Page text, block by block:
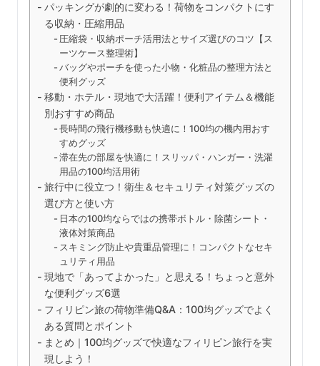
パッキングが劇的に変わる！荷物をコンパクトにす
る収納・圧縮用品
圧縮袋・収納ポーチ活用法とサイズ選びのコツ【ス
ーツケース整理術】
バッグやポーチを使った小物・化粧品の整理方法と
便利グッズ
移動・ホテル・現地で大活躍！便利アイテム＆機能
別おすすめ商品
長時間の飛行機移動も快適に！100均の機内用おす
すめグッズ
滞在先の部屋を快適に！スリッパ・ハンガー・洗濯
用品の100均活用術
旅行中に役立つ！衛生＆セキュリティ対策グッズの
選び方と使い方
日本の100均ならではの携帯ボトル・除菌シート・
液体対策商品
スキミング防止や貴重品管理に！コンパクトなセキ
ュリティ用品
現地で「あってよかった」と思える！ちょっと意外
な便利グッズ6選
フィリピン旅の荷物準備Q&A：100均グッズでよく
ある質問とポイント
まとめ｜100均グッズで快適なフィリピン旅行を実
現しよう！